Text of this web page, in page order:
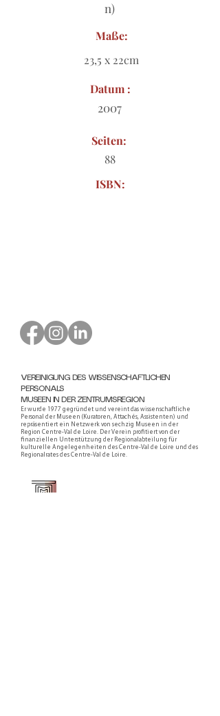
n)
Maße:
23,5 x 22cm
Datum :
2007
Seiten:
88
ISBN:
VEREINIGUNG DES WISSENSCHAFTLICHEN
PERSONALS
MUSEEN IN DER ZENTRUMSREGION
Er wurde 1977 gegründet und vereint das wissenschaftliche
Personal der Museen (Kuratoren, Attachés, Assistenten) und
repräsentiert ein Netzwerk von sechzig Museen in der
Region Centre-Val de Loire. Der Verein profitiert von der
finanziellen Unterstützung der Regionalabteilung für
kulturelle Angelegenheiten des Centre-Val de Loire und des
Regionalrates des Centre-Val de Loire.